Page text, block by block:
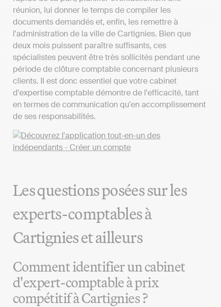
réunion, lui donner le temps de compiler les
documents demandés et, enfin, les remettre à
l'administration de la ville de Cartignies. Bien que
deux mois puissent paraître suffisants, ces
spécialistes peuvent être très sollicités pendant une
période de clôture comptable concernant plusieurs
clients. Il est donc essentiel que votre cabinet
d'expertise comptable démontre de l'efficacité, tant
en termes de communication qu'en accomplissement
de ses responsabilités.
Les questions posées sur les
experts-comptables à
Cartignies et ailleurs
Comment identifier un cabinet
d'expert-comptable à prix
compétitif à Cartignies ?